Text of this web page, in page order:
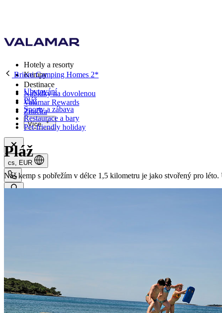
Hotely a resorty
Kempy
Destinace
Nabídky na dovolenou
Valamar Rewards
Značka
Více
cs, EUR
Brioni Camping Homes 2*
Ubytování
Pláž
Sporty a zábava
Restaurace a bary
Pet-friendly holiday
Pláž
Náš kemp s pobřežím v délce 1,5 kilometru je jako stvořený pro